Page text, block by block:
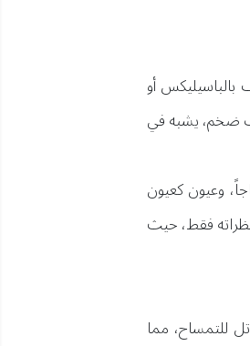
أو
ضخم، يشبه في
وعيون كعيون
فقط، حيث
للتمساح، مما